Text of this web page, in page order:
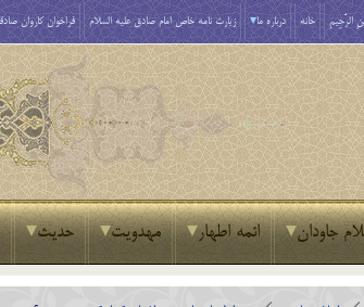
الرَّحِيمِ خانه درباره ما زیارت نامه خاص امام صادق علیه السلام فراخوان کاروان
جاودان ائمه اطهار مهدویت حدیث